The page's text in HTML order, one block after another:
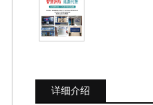
详细介绍